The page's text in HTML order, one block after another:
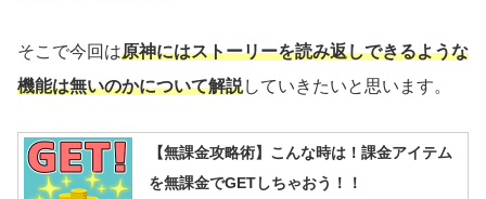
そこで今回は原神にはストーリーを読み返しできるような
機能は無いのかについて解説していきたいと思います。
【無課金攻略術】こんな時は！課金アイテム
を無課金でGETしちゃおう！！